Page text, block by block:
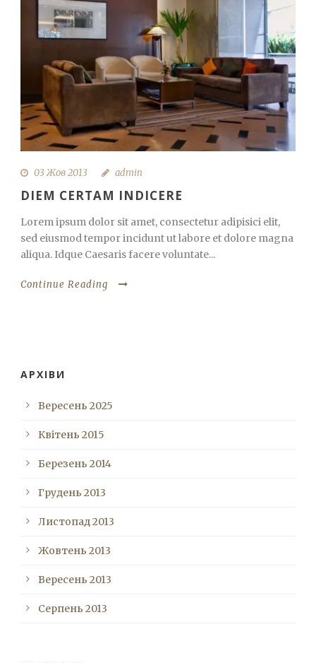
03 Жов 2013 admin
DIEM CERTAM INDICERE
Lorem ipsum dolor sit amet, consectetur adipisici elit,
sed eiusmod tempor incidunt ut labore et dolore magna
aliqua. Idque Caesaris facere voluntate...
Continue Reading
АРХІВИ
Вересень 2025
Квітень 2015
Березень 2014
Грудень 2013
Листопад 2013
Жовтень 2013
Вересень 2013
Серпень 2013